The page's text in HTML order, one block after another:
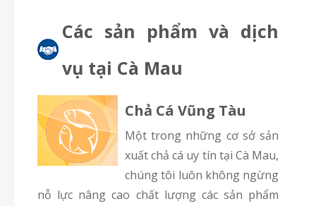
Các sản phẩm và dịch
vụ tại Cà Mau
Chả Cá Vũng Tàu
Một trong những cơ sở sản
xuất chả cá uy tín tại Cà Mau,
chúng tôi luôn không ngừng
nỗ lực nâng cao chất lượng các sản phẩm